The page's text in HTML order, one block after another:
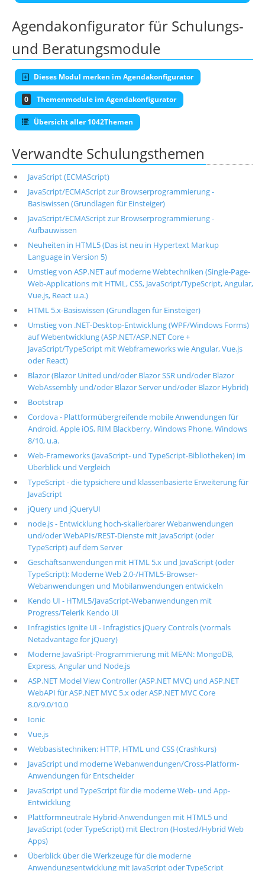
Agendakonfigurator für Schulungs-
und Beratungsmodule
Dieses Modul merken im Agendakonfigurator
0 Themenmodule im Agendakonfigurator
Übersicht aller 1042Themen
Verwandte Schulungsthemen
JavaScript (ECMAScript)
JavaScript/ECMAScript zur Browserprogrammierung -
Basiswissen (Grundlagen für Einsteiger)
JavaScript/ECMAScript zur Browserprogrammierung -
Aufbauwissen
Neuheiten in HTML5 (Das ist neu in Hypertext Markup
Language in Version 5)
Umstieg von ASP.NET auf moderne Webtechniken (Single-Page-
Web-Applications mit HTML, CSS, JavaScript/TypeScript, Angular,
Vue.js, React u.a.)
HTML 5.x-Basiswissen (Grundlagen für Einsteiger)
Umstieg von .NET-Desktop-Entwicklung (WPF/Windows Forms)
auf Webentwicklung (ASP.NET/ASP.NET Core +
JavaScript/TypeScript mit Webframeworks wie Angular, Vue.js
oder React)
Blazor (Blazor United und/oder Blazor SSR und/oder Blazor
WebAssembly und/oder Blazor Server und/oder Blazor Hybrid)
Bootstrap
Cordova - Plattformübergreifende mobile Anwendungen für
Android, Apple iOS, RIM Blackberry, Windows Phone, Windows
8/10, u.a.
Web-Frameworks (JavaScript- und TypeScript-Bibliotheken) im
Überblick und Vergleich
TypeScript - die typsichere und klassenbasierte Erweiterung für
JavaScript
jQuery und jQueryUI
node.js - Entwicklung hoch-skalierbarer Webanwendungen
und/oder WebAPIs/REST-Dienste mit JavaScript (oder
TypeScript) auf dem Server
Geschäftsanwendungen mit HTML 5.x und JavaScript (oder
TypeScript): Moderne Web 2.0-/HTML5-Browser-
Webanwendungen und Mobilanwendungen entwickeln
Kendo UI - HTML5/JavaScript-Webanwendungen mit
Progress/Telerik Kendo UI
Infragistics Ignite UI - Infragistics jQuery Controls (vormals
Netadvantage for jQuery)
Moderne JavaSript-Programmierung mit MEAN: MongoDB,
Express, Angular und Node.js
ASP.NET Model View Controller (ASP.NET MVC) und ASP.NET
WebAPI für ASP.NET MVC 5.x oder ASP.NET MVC Core
8.0/9.0/10.0
Ionic
Vue.js
Webbasistechniken: HTTP, HTML und CSS (Crashkurs)
JavaScript und moderne Webanwendungen/Cross-Platform-
Anwendungen für Entscheider
JavaScript und TypeScript für die moderne Web- und App-
Entwicklung
Plattformneutrale Hybrid-Anwendungen mit HTML5 und
JavaScript (oder TypeScript) mit Electron (Hosted/Hybrid Web
Apps)
Überblick über die Werkzeuge für die moderne
Anwendungsentwicklung mit JavaScript oder TypeScript